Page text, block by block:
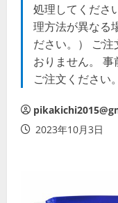
処理してくださ
理方法が異なる
ださい。） ご
おりません。
ご注文ください。
2023年10月3日